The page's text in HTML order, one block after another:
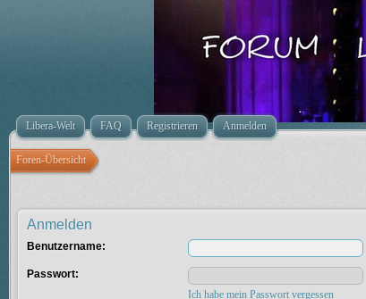
Libera-Welt FAQ Registrieren Anmelden
Foren-Übersicht
Anmelden
Benutzername:
Passwort:
Ich habe mein Passwort vergessen